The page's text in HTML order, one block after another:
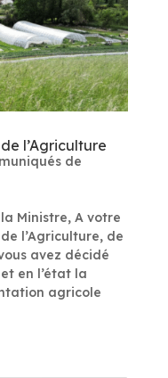
l’Agriculture
de
Ministre, A votre
l’Agriculture, de
avez décidé
en l’état la
agricole